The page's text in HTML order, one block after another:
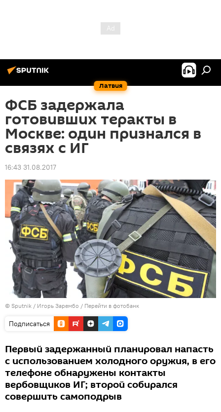
Латвия
ФСБ задержала
готовивших теракты в
Москве: один признался в
связях с ИГ
16:43 31.08.2017
© Sputnik / Игорь Зарембо / Перейти в фотобанк
Подписаться
Первый задержанный планировал напасть
с использованием холодного оружия, в его
телефоне обнаружены контакты
вербовщиков ИГ; второй собирался
совершить самоподрыв